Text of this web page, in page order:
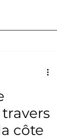
côte